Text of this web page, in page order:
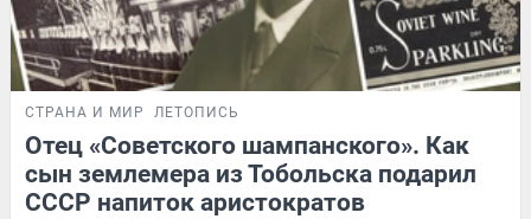
СТРАНА И МИР ЛЕТОПИСЬ
Отец «Советского шампанского». Как
сын землемера из Тобольска подарил
СССР напиток аристократов